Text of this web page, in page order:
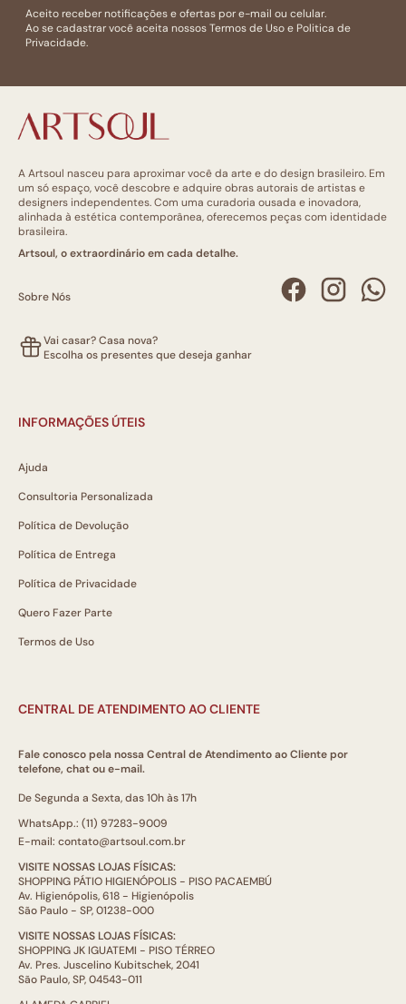
Aceito receber notificações e ofertas por e-mail ou celular.
Ao se cadastrar você aceita nossosTermos de Usoe Politica de
Privacidade.
A Artsoul nasceu para aproximar você da arte e do design brasileiro. Em
um só espaço, você descobre e adquire obras autorais de artistas e
designers independentes. Com uma curadoria ousada e inovadora,
alinhada à estética contemporânea, oferecemos peças com identidade
brasileira.
Artsoul, o extraordinário em cada detalhe.
Sobre Nós
Vai casar? Casa nova?
Escolha os presentes que deseja ganhar
INFORMAÇÕES ÚTEIS
Ajuda
Consultoria Personalizada
Política de Devolução
Política de Entrega
Política de Privacidade
Quero Fazer Parte
Termos de Uso
CENTRAL DE ATENDIMENTO AO CLIENTE
Fale conosco pela nossa Central de Atendimento ao Cliente por
telefone, chat ou e-mail.
De Segunda a Sexta, das 10h às 17h
WhatsApp.: (11) 97283-9009
E-mail: contato@artsoul.com.br
VISITE NOSSAS LOJAS FÍSICAS:
SHOPPING PÁTIO HIGIENÓPOLIS - PISO PACAEMBÚ
Av. Higienópolis, 618 - Higienópolis
São Paulo - SP, 01238-000
VISITE NOSSAS LOJAS FÍSICAS:
SHOPPING JK IGUATEMI - PISO TÉRREO
Av. Pres. Juscelino Kubitschek, 2041
São Paulo, SP, 04543-011